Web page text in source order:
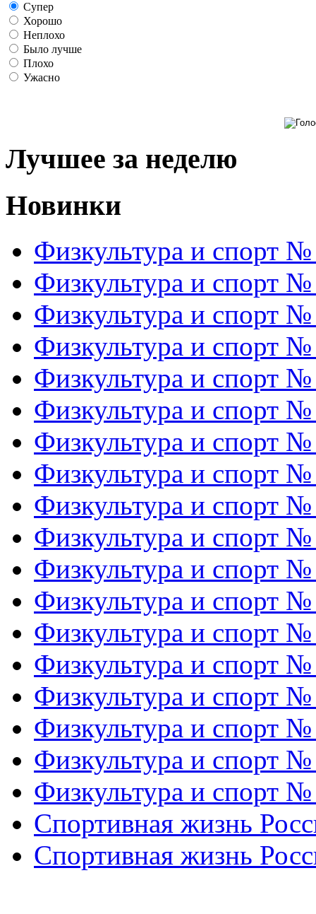
Супер
Хорошо
Неплохо
Было лучше
Плохо
Ужасно
Лучшее за неделю
Новинки
Физкультура и спорт
Физкультура и спорт
Физкультура и спорт
Физкультура и спорт
Физкультура и спорт
Физкультура и спорт
Физкультура и спорт
Физкультура и спорт
Физкультура и спорт
Физкультура и спорт
Физкультура и спорт
Физкультура и спорт
Физкультура и спорт
Физкультура и спорт
Физкультура и спорт
Физкультура и спорт
Физкультура и спорт
Физкультура и спорт
Спортивная жизнь
Спортивная жизнь